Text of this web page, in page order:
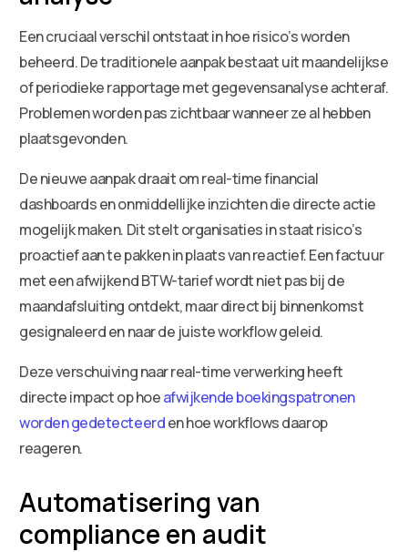
Een cruciaal verschil ontstaat in hoe risico’s worden
beheerd. De traditionele aanpak bestaat uit maandelijkse
of periodieke rapportage met gegevensanalyse achteraf.
Problemen worden pas zichtbaar wanneer ze al hebben
plaatsgevonden.
De nieuwe aanpak draait om real-time financial
dashboards en onmiddellijke inzichten die directe actie
mogelijk maken. Dit stelt organisaties in staat risico’s
proactief aan te pakken in plaats van reactief. Een factuur
met een afwijkend BTW-tarief wordt niet pas bij de
maandafsluiting ontdekt, maar direct bij binnenkomst
gesignaleerd en naar de juiste workflow geleid.
Deze verschuiving naar real-time verwerking heeft
directe impact op hoeafwijkende boekingspatronen
worden gedetecteerden hoe workflows daarop
reageren.
Automatisering van
compliance en audit